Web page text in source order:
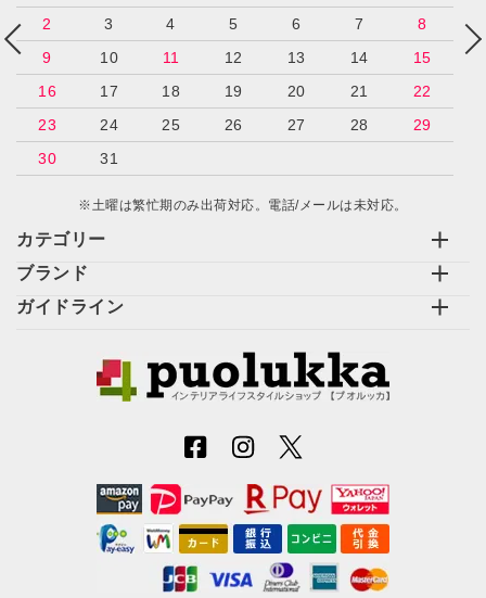
カテゴリー
ブランド
ガイドライン
2
3 4 5 6 7
8
9
10 11 12 13 14
15
16
17 18 19 20 21
22
23
24 25 26 27 28
29
30
31
※土曜は繁忙期のみ出荷対応。電話/メールは未対応。